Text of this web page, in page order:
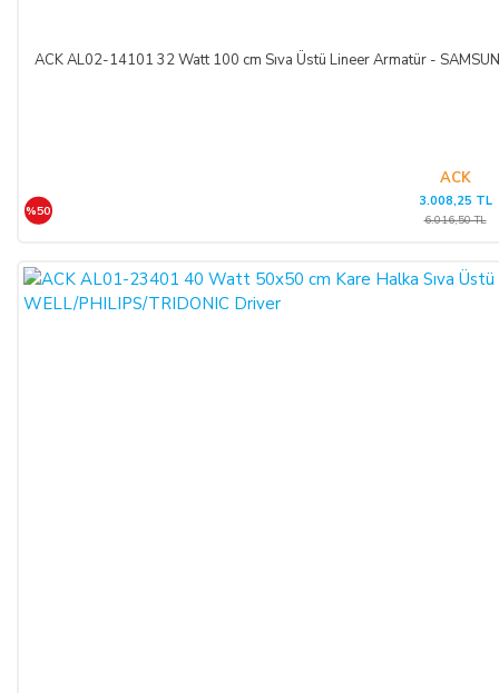
ACK AL02-14101 32 Watt 100 cm Sıva Üstü Lineer Armatür -
ACK
%50
3.008,25 TL
6.016,50 TL